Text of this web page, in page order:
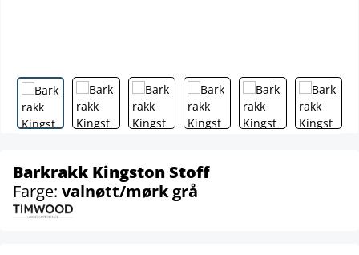
Barkrakk Kingston Stoff
Farge: valnøtt/mørk grå